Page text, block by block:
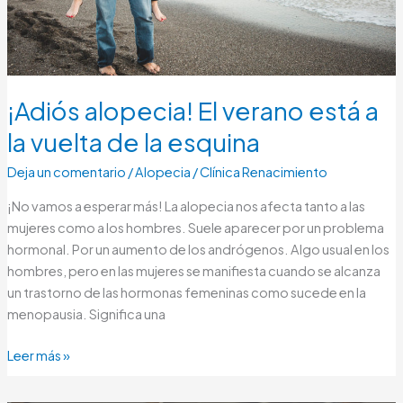
¡Adiós alopecia! El verano está a
la vuelta de la esquina
Deja un comentario /Alopecia /Clínica Renacimiento
¡No vamos a esperar más! La alopecia nos afecta tanto a las
mujeres como a los hombres. Suele aparecer por un problema
hormonal. Por un aumento de los andrógenos. Algo usual en los
hombres, pero en las mujeres se manifiesta cuando se alcanza
un trastorno de las hormonas femeninas como sucede en la
menopausia. Significa una
la
esquina
Leer más »